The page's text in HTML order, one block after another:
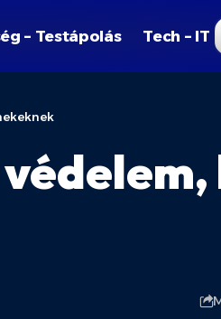
– Testápolás Tech – IT